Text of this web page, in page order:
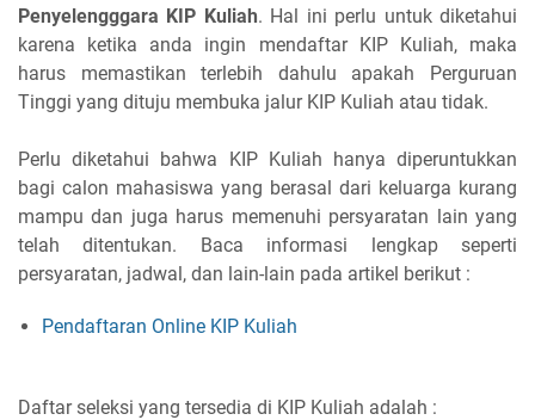
Penyelengggara KIP Kuliah. Hal ini perlu untuk diketahui
karena ketika anda ingin mendaftar KIP Kuliah, maka
harus memastikan terlebih dahulu apakah Perguruan
Tinggi yang dituju membuka jalur KIP Kuliah atau tidak.
Perlu diketahui bahwa KIP Kuliah hanya diperuntukkan
bagi calon mahasiswa yang berasal dari keluarga kurang
mampu dan juga harus memenuhi persyaratan lain yang
telah ditentukan. Baca informasi lengkap seperti
persyaratan, jadwal, dan lain-lain pada artikel berikut :
Pendaftaran Online KIP Kuliah
Daftar seleksi yang tersedia di KIP Kuliah adalah :